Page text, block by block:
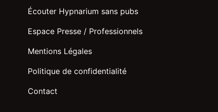
Écouter Hypnarium sans pubs
Espace Presse / Professionnels
Mentions Légales
Politique de confidentialité
Contact